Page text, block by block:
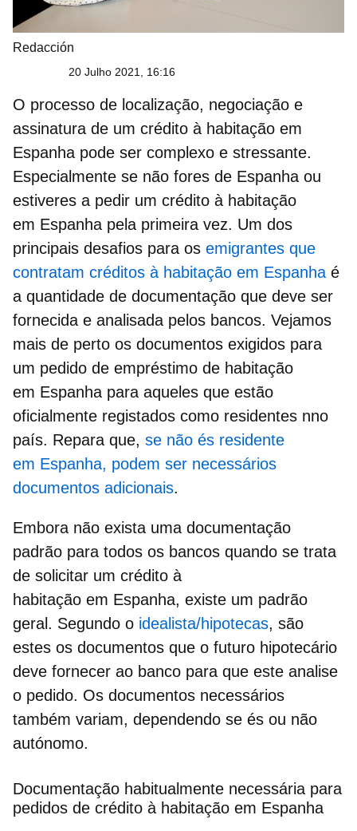
Redacción
20 Julho 2021, 16:16
O processo de localização, negociação e
assinatura de um crédito à habitação em
Espanha pode ser complexo e stressante.
Especialmente se não fores de Espanha ou
estiveres a pedir um crédito à habitação
em Espanha pela primeira vez. Um dos
principais desafios para os emigrantes que
contratam créditos à habitação em Espanha é
a quantidade de documentação que deve ser
fornecida e analisada pelos bancos. Vejamos
mais de perto os documentos exigidos para
um pedido de empréstimo de habitação
em Espanha para aqueles que estão
oficialmente registados como residentes nno
país. Repara que, se não és residente
em Espanha, podem ser necessários
documentos adicionais.
Embora não exista uma documentação
padrão para todos os bancos quando se trata
de solicitar um crédito à
habitação em Espanha, existe um padrão
geral. Segundo o idealista/hipotecas, são
estes os documentos que o futuro hipotecário
deve fornecer ao banco para que este analise
o pedido. Os documentos necessários
também variam, dependendo se és ou não
autónomo.
Documentação habitualmente necessária para
pedidos de crédito à habitação em Espanha